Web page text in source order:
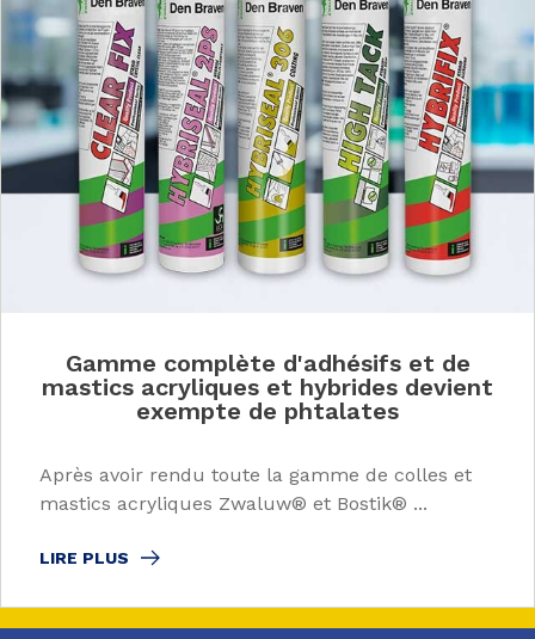
Gamme complète d'adhésifs et de
mastics acryliques et hybrides devient
exempte de phtalates
Après avoir rendu toute la gamme de colles et
mastics acryliques Zwaluw® et Bostik® ...
LIRE PLUS